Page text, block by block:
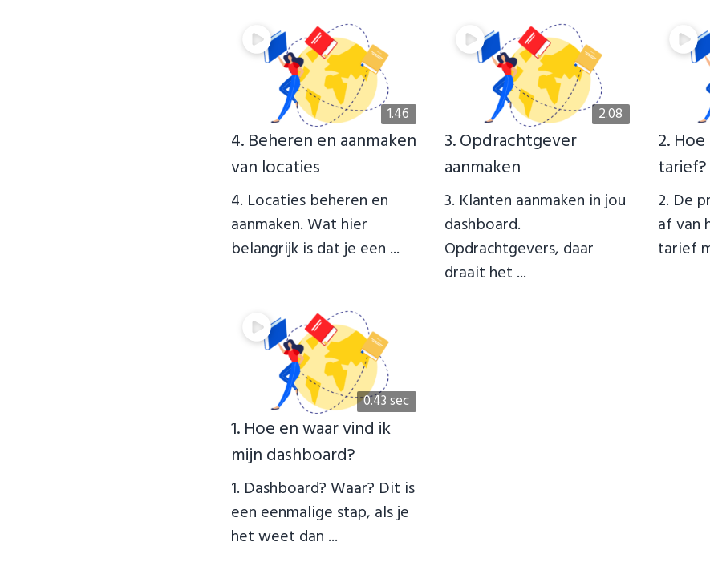
1.46
4. Beheren en aanmaken
van locaties
4. Locaties beheren en
aanmaken. Wat hier
belangrijk is dat je een ...
2.08
3. Opdrachtgever
aanmaken
3. Klanten aanmaken in jou
dashboard.
Opdrachtgevers, daar
draait het ...
2.
tarief?
2. De
af van
tarief
0.43 sec
1. Hoe en waar vind ik
mijn dashboard?
1. Dashboard? Waar? Dit is
een eenmalige stap, als je
het weet dan ...